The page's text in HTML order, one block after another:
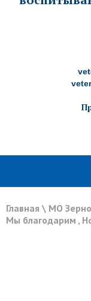
Главная \ МО
Мы благодарим ,